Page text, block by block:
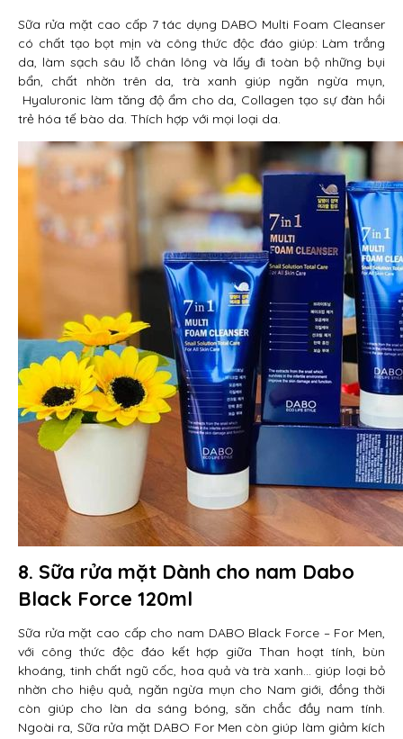
Sữa rửa mặt cao cấp 7 tác dụng DABO Multi Foam Cleanser
có chất tạo bọt mịn và công thức độc đáo giúp: Làm trắng
da, làm sạch sâu lỗ chân lông và lấy đi toàn bộ những bụi
bẩn, chất nhờn trên da, trà xanh giúp ngăn ngừa mụn,
Hyaluronic làm tăng độ ẩm cho da, Collagen tạo sự đàn hồi
trẻ hóa tế bào da. Thích hợp với mọi loại da.
8. Sữa rửa mặt Dành cho nam Dabo
Black Force 120ml
Sữa rửa mặt cao cấp cho nam DABO Black Force – For Men,
với công thức độc đáo kết hợp giữa Than hoạt tính, bùn
khoáng, tinh chất ngũ cốc, hoa quả và trà xanh… giúp loại bỏ
nhờn cho hiệu quả, ngăn ngừa mụn cho Nam giới, đồng thời
còn giúp cho làn da sáng bóng, săn chắc đầy nam tính.
Ngoài ra, Sữa rửa mặt DABO For Men còn giúp làm giảm kích